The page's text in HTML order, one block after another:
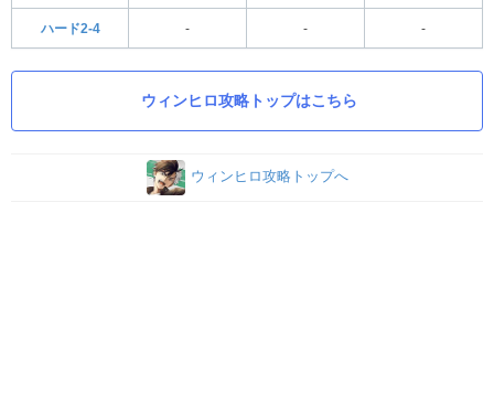
ハード2-4 - - -
ウィンヒロ攻略トップはこちら
ウィンヒロ攻略トップへ